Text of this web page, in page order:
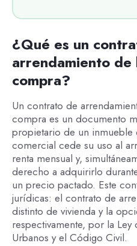
¿Qué es un
arrendamiento de
compra?
Un contrato de
compra es un documento
propietario de un inmueble
comercial cede su uso al
renta mensual y,
derecho a adquirirlo
un precio pactado. Este
jurídicas: el contrato de
distinto de vivienda y la
respectivamente, por la
Urbanos y el Código Civil.